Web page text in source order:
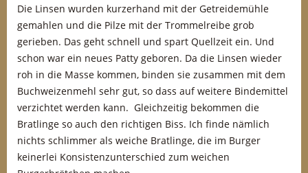
Die Linsen wurden kurzerhand mit der Getreidemühle
gemahlen und die Pilze mit der Trommelreibe grob
gerieben. Das geht schnell und spart Quellzeit ein. Und
schon war ein neues Patty geboren. Da die Linsen wieder
roh in die Masse kommen, binden sie zusammen mit dem
Buchweizenmehl sehr gut, so dass auf weitere Bindemittel
verzichtet werden kann. Gleichzeitig bekommen die
Bratlinge so auch den richtigen Biss. Ich finde nämlich
nichts schlimmer als weiche Bratlinge, die im Burger
keinerlei Konsistenzunterschied zum weichen